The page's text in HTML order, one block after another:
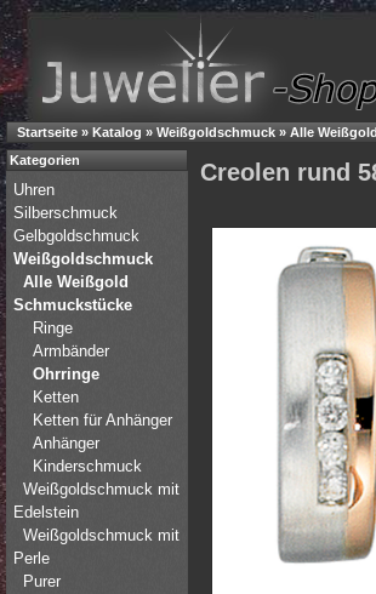
Startseite » Katalog » Weißgoldschmuck » Alle
Creolen rund
Kategorien
Uhren
Silberschmuck
Gelbgoldschmuck
Weißgoldschmuck
Alle Weißgold
Schmuckstücke
Ringe
Armbänder
Ohrringe
Ketten
Ketten für Anhänger
Anhänger
Kinderschmuck
Weißgoldschmuck mit
Edelstein
Weißgoldschmuck mit
Perle
Purer